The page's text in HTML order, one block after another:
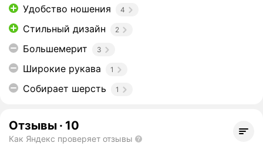
Удобство ношения 4
Стильный дизайн 2
Большемерит 3
Широкие рукава 1
Собирает шерсть 1
Отзывы · 10
Как Яндекс проверяет отзывы